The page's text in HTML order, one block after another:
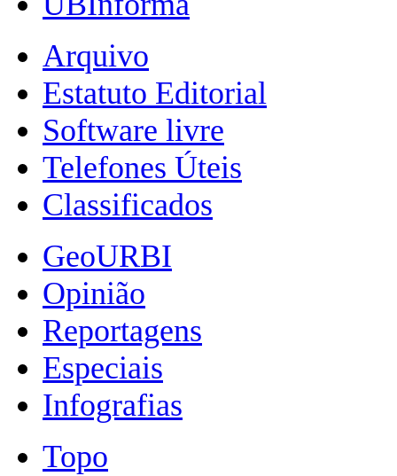
Arquivo
Estatuto Editorial
Software livre
Telefones Úteis
Classificados
GeoURBI
Opinião
Reportagens
Especiais
Infografias
Topo